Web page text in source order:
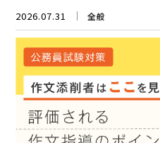
2026.07.31 全般